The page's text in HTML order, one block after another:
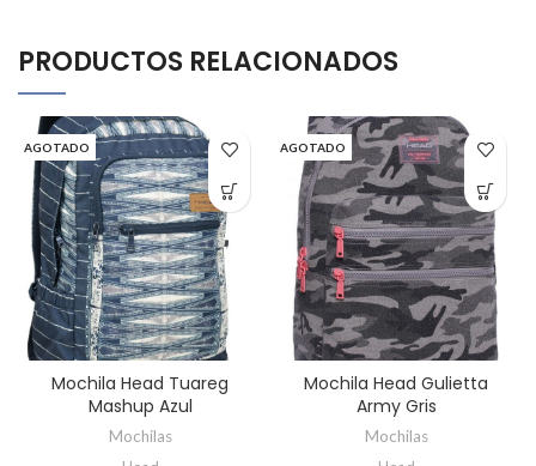
PRODUCTOS RELACIONADOS
AGOTADO
Mochila Head Tuareg
Mashup Azul
Mochilas
AGOTADO
Mochila Head Gulietta
Army Gris
Mochilas